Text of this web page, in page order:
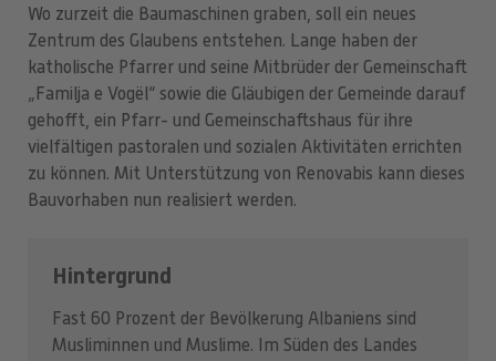
Hintergrund
Fast 60 Prozent der Bevölkerung Albaniens sind
Musliminnen und Muslime. Im Süden des Landes
Wo zurzeit die Baumaschinen graben, soll ein neues
Zentrum des Glaubens entstehen. Lange haben der
katholische Pfarrer und seine Mitbrüder der Gemeinschaft
„Familja e Vogël“ sowie die Gläubigen der Gemeinde darauf
gehofft, ein Pfarr- und Gemeinschaftshaus für ihre
vielfältigen pastoralen und sozialen Aktivitäten errichten
zu können. Mit Unterstützung von Renovabis kann dieses
Bauvorhaben nun realisiert werden.